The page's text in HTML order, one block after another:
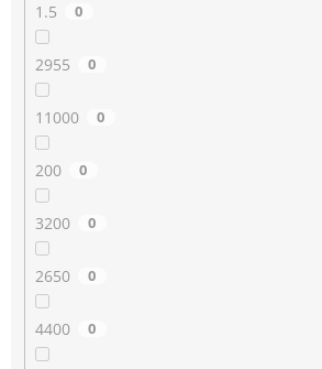
1.5 0
2955 0
11000 0
200 0
3200 0
2650 0
4400 0